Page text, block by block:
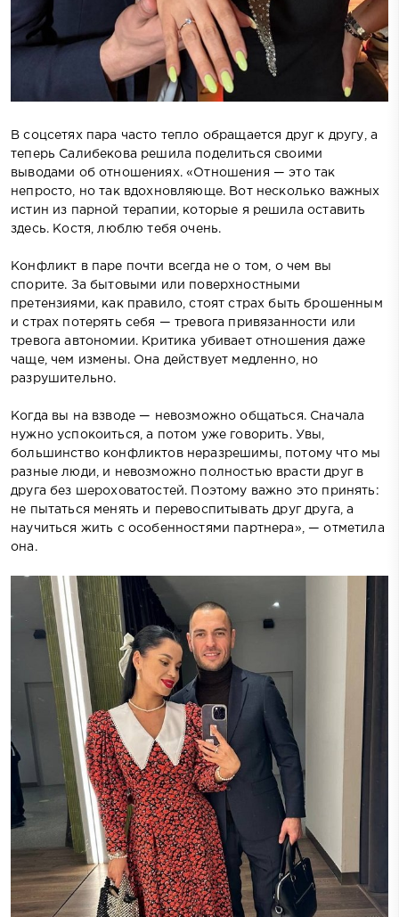
В соцсетях пара часто тепло обращается друг к другу, а
теперь Салибекова решила поделиться своими
выводами об отношениях. «Отношения — это так
непросто, но так вдохновляюще. Вот несколько важных
истин из парной терапии, которые я решила оставить
здесь. Костя, люблю тебя очень.
Конфликт в паре почти всегда не о том, о чем вы
спорите. За бытовыми или поверхностными
претензиями, как правило, стоят страх быть брошенным
и страх потерять себя — тревога привязанности или
тревога автономии. Критика убивает отношения даже
чаще, чем измены. Она действует медленно, но
разрушительно.
Когда вы на взводе — невозможно общаться. Сначала
нужно успокоиться, а потом уже говорить. Увы,
большинство конфликтов неразрешимы, потому что мы
разные люди, и невозможно полностью врасти друг в
друга без шероховатостей. Поэтому важно это принять:
не пытаться менять и перевоспитывать друг друга, а
научиться жить с особенностями партнера», — отметила
она.